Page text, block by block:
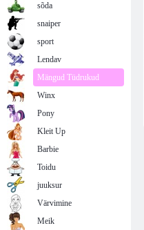
sõda
snaiper
sport
Lendav
Mängud Tüdrukud
Winx
Pony
Kleit Up
Barbie
Toidu
juuksur
Värvimine
Meik